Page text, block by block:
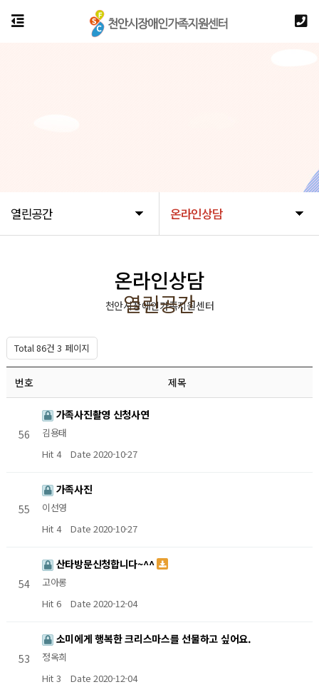
열린공간 온라인상담
열린공간
온라인상담
천안시장애인가족지원센터
Total 86건 3 페이지
번호 제목
56
가족사진촬영 신청사연
김용태
Hit 4
Date 2020-10-27
55
가족사진
이선영
Hit 4
Date 2020-10-27
54
산타방문신청합니다~^^
고아롱
Hit 6
Date 2020-12-04
53
소미에게 행복한 크리스마스를 선물하고 싶어요.
정옥희
Hit 3
Date 2020-12-04